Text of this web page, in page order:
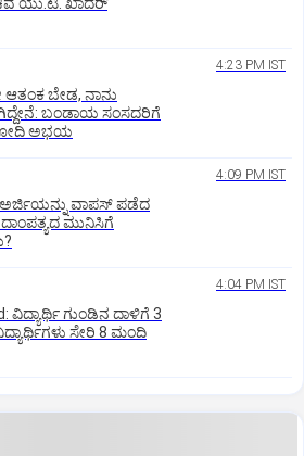
4:23 PM IST
ಬೇಡ, ನಾನು
ಬಂಡಾಯ ಸಂಸದರಿಗೆ
ಅಭಯ
4:09 PM IST
ಅರ್ಜಿಯನ್ನು ವಾಪಸ್‌ ಪಡೆದ
ದಾಂಪತ್ಯದ ಮುನಿಸಿಗೆ
4:04 PM IST
ವಿದ್ಯಾರ್ಥಿ ಗುಂಡಿನ ದಾಳಿಗೆ 3
ಸೇರಿ 8 ಮಂದಿ